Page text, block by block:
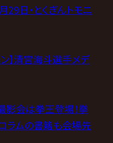
29日・とくぎんトモニ
】清宮海斗選手メデ
影会は拳王登場！拳
ラムの書籍も会場先